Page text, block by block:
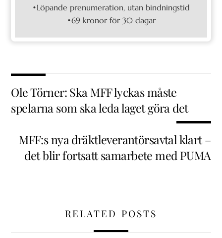
•Löpande prenumeration, utan bindningstid
•69 kronor för 30 dagar
Ole Törner: Ska MFF lyckas måste
spelarna som ska leda laget göra det
MFF:s nya dräktleverantörsavtal klart –
det blir fortsatt samarbete med PUMA
RELATED POSTS